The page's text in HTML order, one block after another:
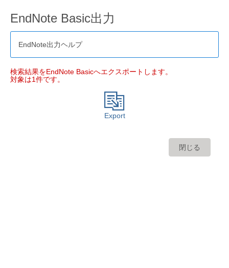
EndNote Basic出力
EndNote出力ヘルプ
検索結果をEndNote Basicへエクスポートします。
対象は1件です。
Export